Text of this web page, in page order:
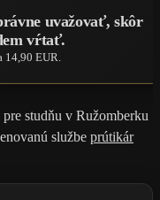
uvažovať, skôr
vŕtať.
14,90 EUR.
studňu v Ružomberku
službe prútikár